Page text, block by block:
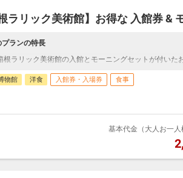
根ラリック美術館】お得な 入館券 &
プランの特長
根ラリック美術館の入館とモーニングセットが付いた
物館 洋食 入館券・入場券 食事
基本代金（大人お一人